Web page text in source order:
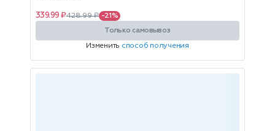
339.99 ₽428.99 ₽ -21%
Только самовывоз
Изменить способ получения